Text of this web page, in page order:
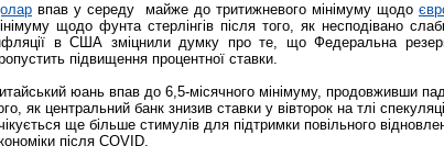
впав у середу майже до тритижневого мінімуму щодо
щодо фунта стерлінгів після того, як несподівано
в США зміцнили думку про те, що Федеральна
підвищення процентної ставки.
юань впав до 6,5-місячного мінімуму, продовживши
як центральний банк знизив ставки у вівторок на тлі
ще більше стимулів для підтримки повільного
після COVID.